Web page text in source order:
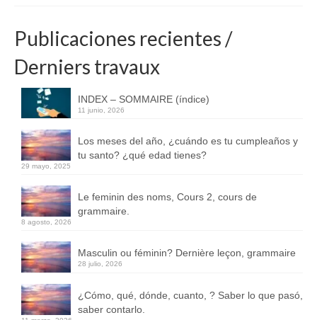
Publicaciones recientes /
Derniers travaux
INDEX – SOMMAIRE (índice)
11 junio, 2026
Los meses del año, ¿cuándo es tu cumpleaños y
tu santo? ¿qué edad tienes?
29 mayo, 2025
Le feminin des noms, Cours 2, cours de
grammaire.
8 agosto, 2026
Masculin ou féminin? Dernière leçon, grammaire
28 julio, 2026
¿Cómo, qué, dónde, cuanto, ? Saber lo que pasó,
saber contarlo.